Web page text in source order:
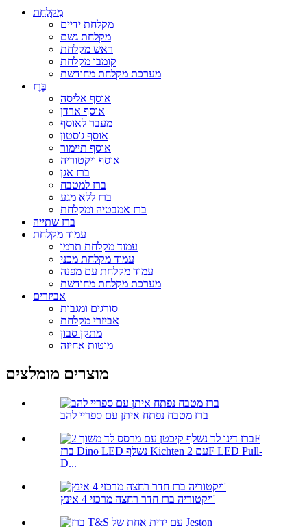
מִקלַחַת
מקלחת ידיים
מקלחת גשם
ראש מקלחת
קומבו מקלחת
מערכת מקלחת מחודשת
בֶּרֶז
אוסף אליסה
אוסף ארדן
מעבר לאוסף
אוסף ג'סטון
אוסף תיימור
אוסף ויקטוריה
ברז אגן
ברז למטבח
ברז ללא מגע
ברז אמבטיה ומקלחת
ברז שתייה
עמוד מקלחת
עמוד מקלחת תרמו
עמוד מקלחת מכני
עמוד מקלחת עם מפנה
מערכת מקלחת מחודשת
אביזרים
סורגים ומגבות
אביזרי מקלחת
מתקן סבון
מוטות אחיזה
מוצרים מומלצים
ברז מטבח נפתח איתן עם ספריי להב
ברז Dino LED נשלף Kichten עם 2F LED Pull-
D...
ויקטוריה ברז חדר רחצה מרכזי 4 אינץ'